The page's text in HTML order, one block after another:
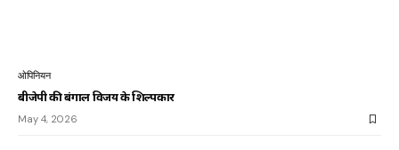
ओपिनियन
बीजेपी की बंगाल विजय के शिल्पकार
May 4, 2026